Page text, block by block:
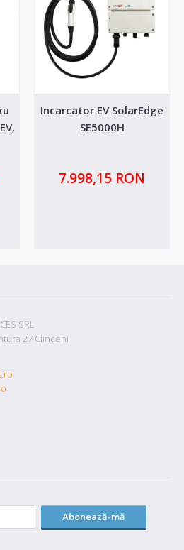
Incarcator EV SolarEdge
SE5000H
7.998,15 RON
SRL
27 Clinceni
Abonează-mă